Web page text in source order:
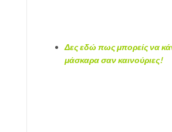
Δες εδώ πως μπορείς να
μάσκαρα σαν καινούριες!